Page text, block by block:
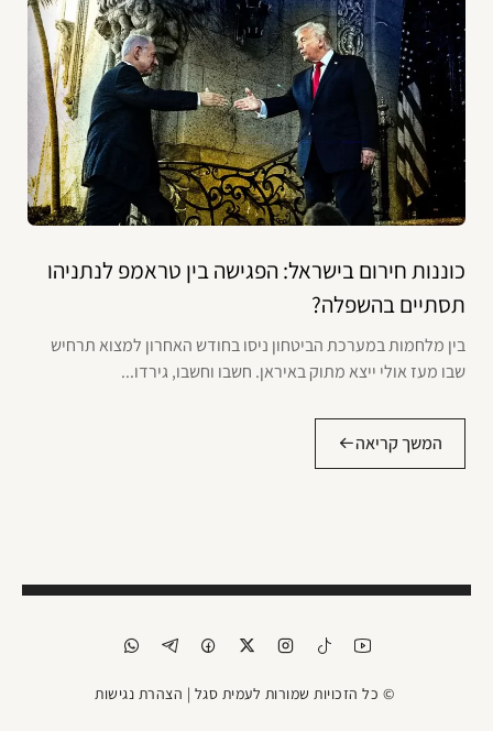
כוננות חירום בישראל: הפגישה בין טראמפ לנתניהו
תסתיים בהשפלה?
בין מלחמות במערכת הביטחון ניסו בחודש האחרון למצוא תרחיש
שבו מעז אולי ייצא מתוק באיראן. חשבו וחשבו, גירדו...
המשך קריאה
© כל הזכויות שמורות לעמית סגל | הצהרת נגישות